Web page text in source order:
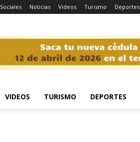
Sociales Noticias Videos Turismo Deportes
VIDEOS TURISMO DEPORTES